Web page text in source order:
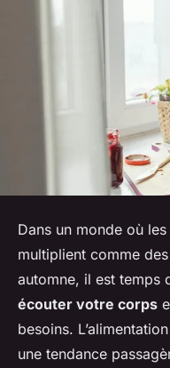
Dans un monde où
multiplient comme
automne, il est temps
écouter votre corps
besoins.
une tendance